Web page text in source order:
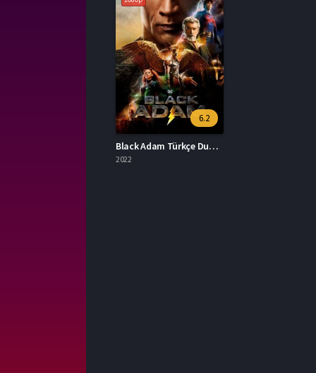
6.2
Black Adam Türkçe Dublaj Ekle
2022